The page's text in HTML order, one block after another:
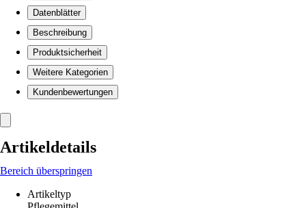
Datenblätter
Beschreibung
Produktsicherheit
Weitere Kategorien
Kundenbewertungen
Artikeldetails
Bereich überspringen
Artikeltyp